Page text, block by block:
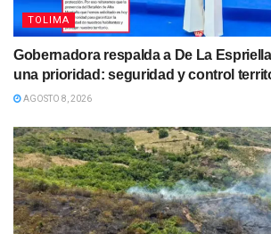
TOLIMA
Gobernadora respalda a De La
una prioridad: seguridad y control
AGOSTO 8, 2026